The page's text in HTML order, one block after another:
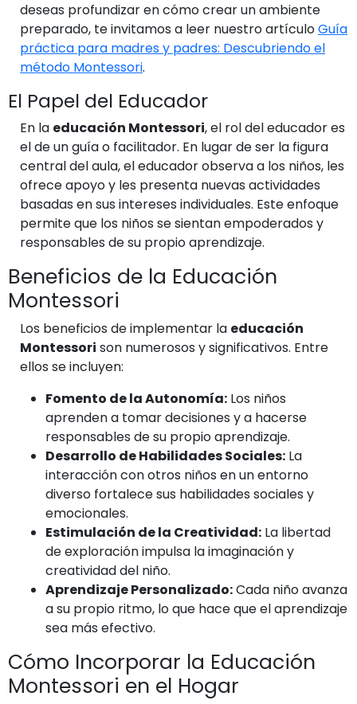
deseas profundizar en cómo crear un ambiente
preparado, te invitamos a leer nuestro artículoGuía
práctica para madres y padres: Descubriendo el
método Montessori.
El Papel del Educador
En la educación Montessori, el rol del educador es
el de un guía o facilitador. En lugar de ser la figura
central del aula, el educador observa a los niños, les
ofrece apoyo y les presenta nuevas actividades
basadas en sus intereses individuales. Este enfoque
permite que los niños se sientan empoderados y
responsables de su propio aprendizaje.
Beneficios de la Educación
Montessori
Los beneficios de implementar la educación
Montessori son numerosos y significativos. Entre
ellos se incluyen:
Fomento de la Autonomía: Los niños
aprenden a tomar decisiones y a hacerse
responsables de su propio aprendizaje.
Desarrollo de Habilidades Sociales: La
interacción con otros niños en un entorno
diverso fortalece sus habilidades sociales y
emocionales.
Estimulación de la Creatividad: La libertad
de exploración impulsa la imaginación y
creatividad del niño.
Aprendizaje Personalizado:Cada niño avanza
a su propio ritmo, lo que hace que el aprendizaje
sea más efectivo.
Cómo Incorporar la Educación
Montessori en el Hogar